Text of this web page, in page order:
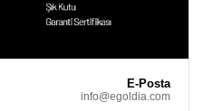
E-Posta
info@egoldia.com